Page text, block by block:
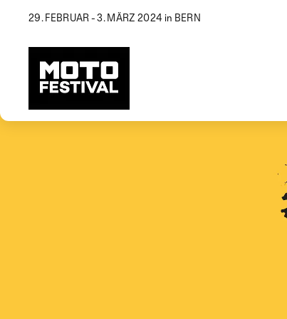
29. FEBRUAR - 3. MÄRZ 2024 in BERN